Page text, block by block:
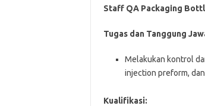
Staff QA Packaging
Tugas dan Tanggung
Melakukan kontrol
injection preform,
Kuаlіfіkаѕі: